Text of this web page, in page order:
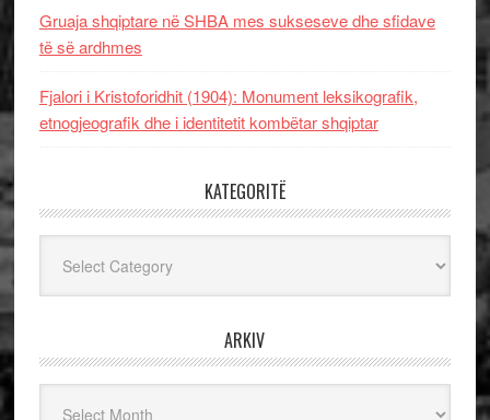
Gruaja shqiptare në SHBA mes sukseseve dhe sfidave
të së ardhmes
Fjalori i Kristoforidhit (1904): Monument leksikografik,
etnogjeografik dhe i identitetit kombëtar shqiptar
KATEGORITË
ARKIV